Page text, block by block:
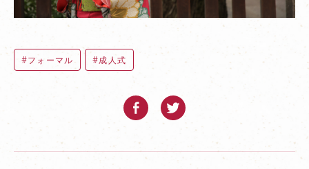
フォーマル 成人式